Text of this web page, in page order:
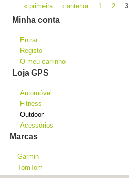
Páginas« primeira ‹ anterior 1 2 3
Minha conta
Entrar
Registo
O meu carrinho
Loja GPS
Automóvel
Fitness
Outdoor
Acessórios
Marcas
Garmin
TomTom